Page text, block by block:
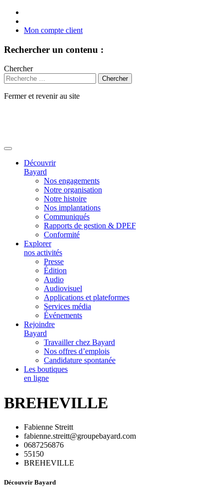
Mon compte client
Rechercher un contenu :
Chercher
Fermer et revenir au site
Découvrir
Bayard
Nos engagements
Notre organisation
Notre histoire
Nos implantations
Communiqués
Rapports de gestion & DPEF
Conformité
Explorer
nos activités
Presse
Édition
Audio
Audiovisuel
Applications et plateformes
Services média
Événements
Rejoindre
Bayard
Travailler chez Bayard
Nos offres d’emplois
Candidature spontanée
Les boutiques
en ligne
BREHEVILLE
Fabienne Streitt
fabienne.streitt@groupebayard.com
0687256876
55150
BREHEVILLE
Découvrir Bayard